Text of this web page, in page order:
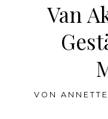
Van
VON